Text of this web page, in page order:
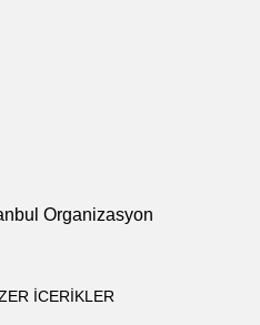
Organizasyon
ICERIKLER